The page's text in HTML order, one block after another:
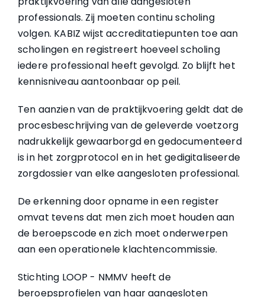
professionals. Zij moeten continu scholing
volgen. KABIZ wijst accreditatiepunten toe aan
scholingen en registreert hoeveel scholing
iedere professional heeft gevolgd. Zo blijft het
kennisniveau aantoonbaar op peil.
Ten aanzien van de praktijkvoering geldt dat de
procesbeschrijving van de geleverde voetzorg
nadrukkelijk gewaarborgd en gedocumenteerd
is in het zorgprotocol en in het gedigitaliseerde
zorgdossier van elke aangesloten professional.
De erkenning door opname in een register
omvat tevens dat men zich moet houden aan
de beroepscode en zich moet onderwerpen
aan een operationele klachtencommissie.
Stichting LOOP - NMMV heeft de
beroepsprofielen van haar aangesloten